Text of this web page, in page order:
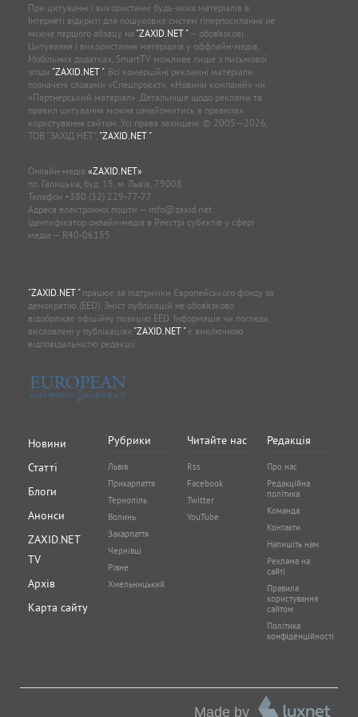
При цитуванні і використанні будь-яких матеріалів в
Інтернеті відкриті для пошукових систем гіперпосилання не
нижче першого абзацу на "ZAXID.NET "— обов’язкові.
Цитування і використання матеріалів у оффлайн-медіа,
Мобільних додатках, SmartTV можливе лише з письмової
згоди "ZAXID.NET ". Всі комерційні рекламні матеріали
позначені словами «Спецпроєкт», «Новини компаній» чи
«Партнерський матеріал». Детальніше щодо реклами та
правил цитування можна ознайомитись в правилах
користування сайтом. Усі права захищені. © 2005—2026,
ТОВ “ЗАХІД.НЕТ”, "ZAXID.NET ".
Онлайн-медіа «ZAXID.NET»
пл. Галицька, буд. 15, м. Львів, 79008
Телефон +380 (32) 229-77-77
Адреса електронної пошти — info@zaxid.net
Ідентифікатор онлайн-медіа в Реєстрі суб'єктів у сфері
медіа — R40-06155
"ZAXID.NET "працює за підтримки Європейського фонду за
демократію (EED). Зміст публікацій не обов’язково
відображає офіційну позицію EED. Інформація чи погляди,
висловлені у публікаціях "ZAXID.NET "є виключною
відповідальністю редакції.
Новини
Статті
Блоги
Анонси
ZAXID.NET
TV
Архів
Карта сайту
Рубрики
Львів
Прикарпаття
Тернопіль
Волинь
Закарпаття
Чернівці
Рівне
Хмельницький
Читайте нас
Rss
Facebook
Twitter
YouTube
Редакція
Про нас
Редакційна
політика
Команда
Контакти
Напишіть нам
Реклама на
сайті
Правила
користування
сайтом
Політика
конфіденційності
Made by